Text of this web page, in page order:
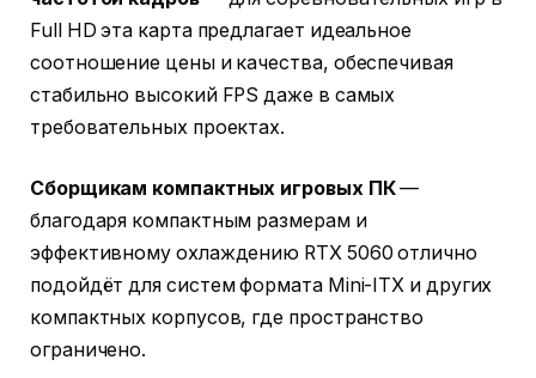
Full HD эта карта предлагает идеальное
соотношение цены и качества, обеспечивая
стабильно высокий FPS даже в самых
требовательных проектах.
Сборщикам компактных игровых ПК—
благодаря компактным размерам и
эффективному охлаждению RTX 5060 отлично
подойдёт для систем формата Mini-ITX и других
компактных корпусов, где пространство
ограничено.